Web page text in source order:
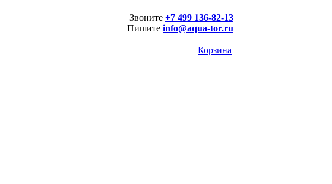
Звоните +7 499 136-82-13
Пишите info@aqua-tor.ru
Корзина